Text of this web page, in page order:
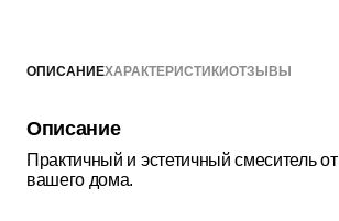
ОПИСАНИЕХАРАКТЕРИСТИКИОТЗЫВЫ
Описание
Практичный и эстетичный смеситель
вашего дома.